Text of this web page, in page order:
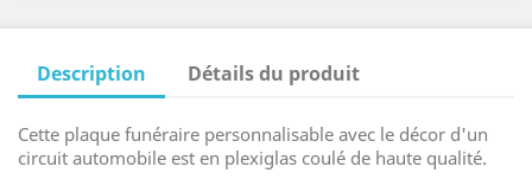
Description Détails du produit
Cette plaque funéraire personnalisable avec le décor d'un
circuit automobile est en plexiglas coulé de haute qualité.